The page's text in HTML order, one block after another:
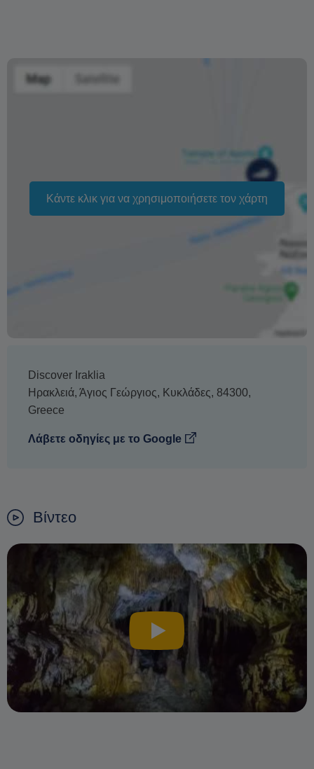
Ακυρώσεις που ελήφθησαν 3 ή λιγότερες ημέρες πριν
Η αλλαγή της ημερομηνίας της κράτησης εξαρτάται από
τη διαθεσιμότητα και δεν μπορεί να εγγυηθεί. Οι τιμές
ενδέχεται επίσης να διαφέρουν ανάλογα με την περίοδο.
Η φράση «Δωρεάν ακύρωση» σημαίνει ότι δεν υπάρχει
επιπλέον χρέωση από εμάς για την επεξεργασία
Κάντε κλικ για να χρησιμοποιήσετε τον χάρτη
Discover Iraklia
Ηρακλειά, Άγιος Γεώργιος, Κυκλάδες, 84300,
Greece
Λάβετε οδηγίες με το Google
Βίντεο